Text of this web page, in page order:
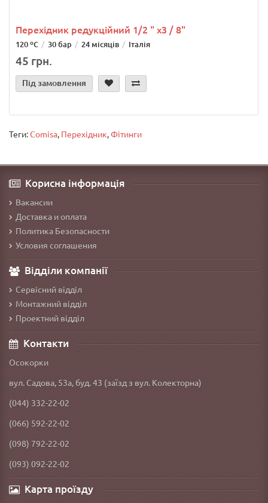
Перехідник редукційний 1/2 " х3 / 8"
120 ºС 30 бар 24 місяців Італія
45 грн.
Під замовлення
Теги:Comisa, Перехідник,Фітинги
Корисна інформація
Вакансии
Доставка и оплата
Политика Безопасности
Условия соглашения
Відділи компанії
Сервісний відділ
Монтажний відділ
Проектний відділ
Контакти
Осокорки
вул. Садова, 53а, буд. 43 (заїзд з вул. Колекторна)
(044) 332-22-02
(066) 592-22-02
(098) 792-22-02
(093) 092-22-02
Карта проїзду